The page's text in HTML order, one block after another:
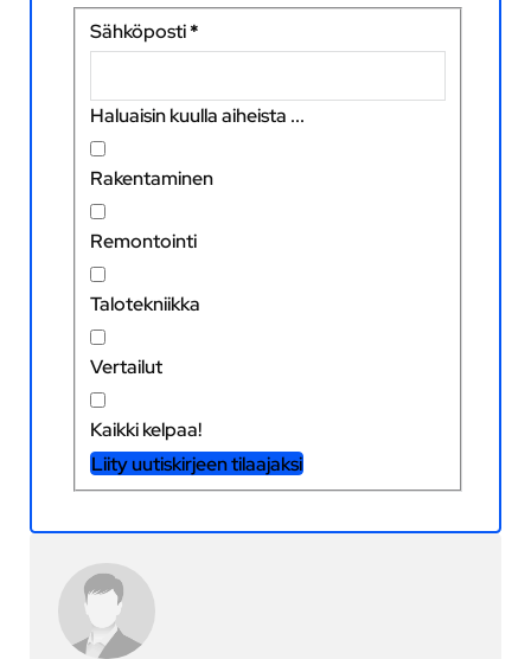
Sähköposti*
Haluaisin kuulla aiheista ...
Rakentaminen
Remontointi
Talotekniikka
Vertailut
Kaikki kelpaa!
Liity uutiskirjeen tilaajaksi